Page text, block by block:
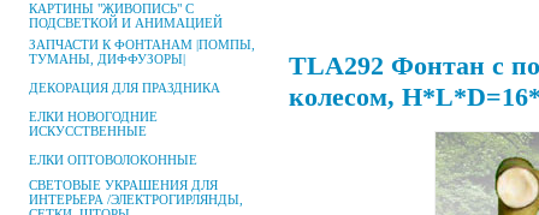
КАРТИНЫ "ЖИВОПИСЬ" С
ПОДСВЕТКОЙ И АНИМАЦИЕЙ
ЗАПЧАСТИ К ФОНТАНАМ |ПОМПЫ,
ТУМАНЫ, ДИФФУЗОРЫ|
ДЕКОРАЦИЯ ДЛЯ ПРАЗДНИКА
ЕЛКИ НОВОГОДНИЕ
ИСКУССТВЕННЫЕ
ЕЛКИ ОПТОВОЛОКОННЫЕ
СВЕТОВЫЕ УКРАШЕНИЯ ДЛЯ
ИНТЕРЬЕРА /ЭЛЕКТРОГИРЛЯНДЫ,
TLA292 Фонтан с
колесом,